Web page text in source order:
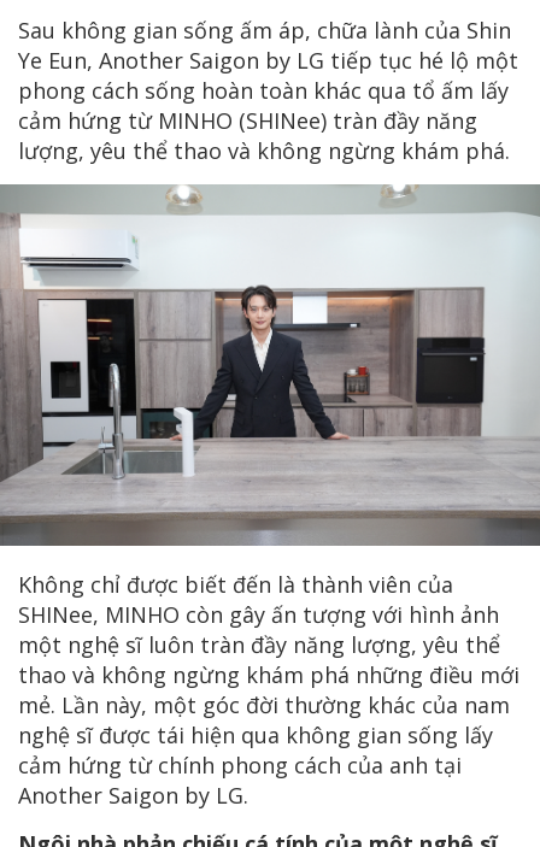
Sau không gian sống ấm áp, chữa lành của Shin
Ye Eun, Another Saigon by LG tiếp tục hé lộ một
phong cách sống hoàn toàn khác qua tổ ấm lấy
cảm hứng từ MINHO (SHINee) tràn đầy năng
lượng, yêu thể thao và không ngừng khám phá.
Không chỉ được biết đến là thành viên của
SHINee, MINHO còn gây ấn tượng với hình ảnh
một nghệ sĩ luôn tràn đầy năng lượng, yêu thể
thao và không ngừng khám phá những điều mới
mẻ. Lần này, một góc đời thường khác của nam
nghệ sĩ được tái hiện qua không gian sống lấy
cảm hứng từ chính phong cách của anh tại
Another Saigon by LG.